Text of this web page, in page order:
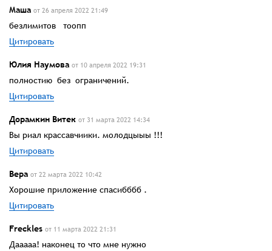
Маша от 26 апреля 2022 21:49
безлимитов тоопп
Цитировать
Юлия Наумова от 10 апреля 2022 19:31
полностию без ограничений.
Цитировать
Дорамкин Витек от 31 марта 2022 14:34
Вы риал крассавчиики. молодцыыы !!!
Цитировать
Вера от 22 марта 2022 10:42
Хорошие приложение спасибббб .
Цитировать
Freckles от 11 марта 2022 21:31
Дааааа! наконец то что мне нужно